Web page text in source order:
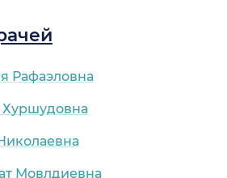
Рафаэловна
Мовлдиевна